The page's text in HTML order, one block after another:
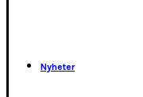
Nyheter